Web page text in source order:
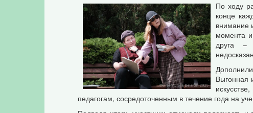
По ходу
конце
внимание
момента
друга –
Выгонная
педагогам, сосредоточенным в течение года на